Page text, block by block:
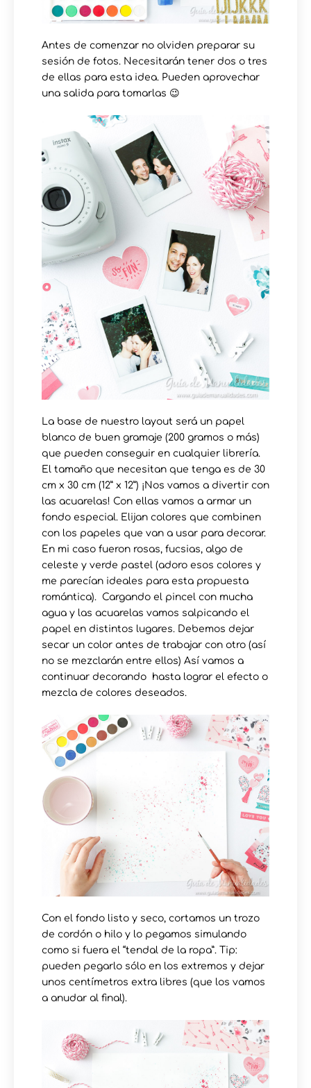
Antes de comenzar no olviden preparar su
sesión de fotos. Necesitarán tener dos o tres
de ellas para esta idea. Pueden aprovechar
una salida para tomarlas 😉
La base de nuestro layout será un papel
blanco de buen gramaje (200 gramos o más)
que pueden conseguir en cualquier librería.
El tamaño que necesitan que tenga es de 30
cm x 30 cm (12” x 12”) ¡Nos vamos a divertir con
las acuarelas! Con ellas vamos a armar un
fondo especial. Elijan colores que combinen
con los papeles que van a usar para decorar.
En mi caso fueron rosas, fucsias, algo de
celeste y verde pastel (adoro esos colores y
me parecían ideales para esta propuesta
romántica). Cargando el pincel con mucha
agua y las acuarelas vamos salpicando el
papel en distintos lugares. Debemos dejar
secar un color antes de trabajar con otro (así
no se mezclarán entre ellos) Así vamos a
continuar decorando hasta lograr el efecto o
mezcla de colores deseados.
Con el fondo listo y seco, cortamos un trozo
de cordón o hilo y lo pegamos simulando
como si fuera el “tendal de la ropa”. Tip:
pueden pegarlo sólo en los extremos y dejar
unos centímetros extra libres (que los vamos
a anudar al final).